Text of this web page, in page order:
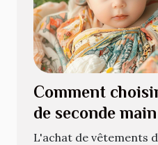
Comment
de seconde
filles
L'achat de vêtements